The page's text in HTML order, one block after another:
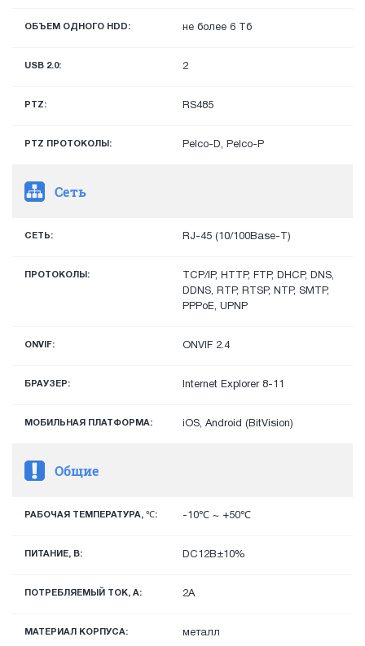
ОБЪЕМ ОДНОГО HDD: не более 6 Тб
USB 2.0: 2
PTZ: RS485
PTZ ПРОТОКОЛЫ: Pelco-D, Pelco-P
Сеть
СЕТЬ: RJ-45 (10/100Base-T)
ПРОТОКОЛЫ:
TCP/IP, HTTP, FTP, DHCP, DNS,
DDNS, RTP, RTSP, NTP, SMTP,
PPPoE, UPNP
ONVIF: ONVIF 2.4
БРАУЗЕР: Internet Explorer 8-11
МОБИЛЬНАЯ ПЛАТФОРМА: iOS, Android (BitVision)
Общие
РАБОЧАЯ ТЕМПЕРАТУРА, ℃: -10℃ ~ +50℃
ПИТАНИЕ, В: DC12В±10%
ПОТРЕБЛЯЕМЫЙ ТОК, А: 2А
МАТЕРИАЛ КОРПУСА: металл